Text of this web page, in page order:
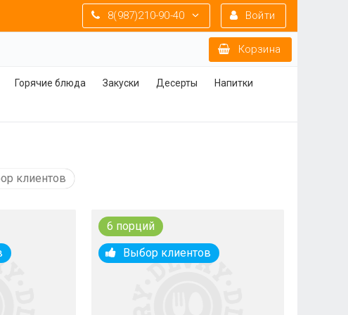
Войти
8(987)210-90-40
Корзина
Горячие блюда Закуски Десерты
Напитки
клиентов
6 порций
Выбор клиентов